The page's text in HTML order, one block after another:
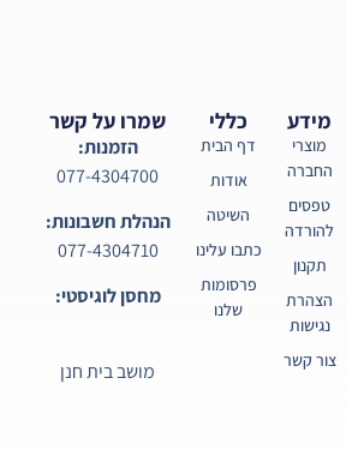
כללי
דף הבית
אודות
השיטה
כתבו עלינו
פרסומות
שלנו
מידע
מוצרי
החברה
טפסים
להורדה
תקנון
הצהרת
נגישות
צור קשר
שמרו על קשר
הזמנות:
077-4304700
הנהלת חשבונות:
077-4304710
מחסן לוגיסטי:
מושב בית חנן